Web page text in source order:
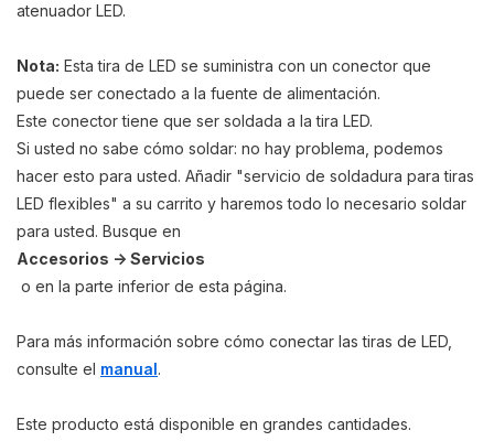
atenuador LED.
Nota: Esta tira de LED se suministra con un conector que
puede ser conectado a la fuente de alimentación.
Este conector tiene que ser soldada a la tira LED.
Si usted no sabe cómo soldar: no hay problema, podemos
hacer esto para usted. Añadir "servicio de soldadura para tiras
LED flexibles" a su carrito y haremos todo lo necesario soldar
para usted. Busque en
Accesorios -> Servicios
o en la parte inferior de esta página.
Para más información sobre cómo conectar las tiras de LED,
consulte el manual.
Este producto está disponible en grandes cantidades.